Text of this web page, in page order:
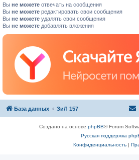
Вы не можете отвечать на сообщения
Вы не можете редактировать свои сообщения
Вы не можете удалять свои сообщения
Вы не можете добавлять вложения
База данных ЗиЛ 157
Создано на основе phpBB® Forum
Русская поддержка
Конфиденциальность|